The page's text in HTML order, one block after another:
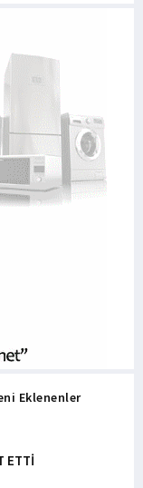
Eklenenler
ETTİ